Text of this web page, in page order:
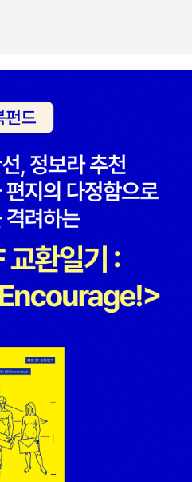
박경리.김용택.김기덕.노영심.주
왕 세트 - 전3권 (양장) 존 로날드
애 옮김, 앨런 리 그림 / 씨앗을뿌리
아이가 좀 더 크면 나도 멋진 여행
를 걷기도 하고...
수학에도 변화가 필요하다. 알기
이광연 교수가 이번에는 고사성어
결해서 생각할 수 있는 수학을 함께
어 약한데... 무엇보다 고루하잖습
하면 좀 재밌게 느껴질지도.새롭
있다. 폴 길린이 이 책을 쓴 이유
마케터들이 이런 변화를 적극적으
하게 활용하는 것. 한마디로 이 책
자세하게 적혀 있는 ‘마케터들을
여왕>의 세계적 과학저술가 매트
, 인류학, 사회학 등 과학기술과 인
위 지식으로 자신의 모든 역량을
관주의자>를 집필했다. 석기 시대부
역사를 꿰뚫는 놀라운 통찰과 예